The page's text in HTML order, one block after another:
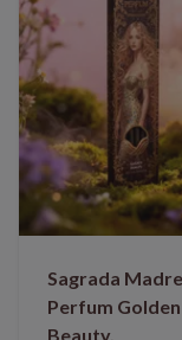
Sagrada
Perfum Golden
Beauty,